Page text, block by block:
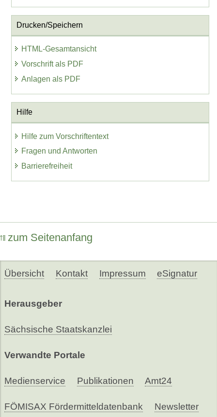
Drucken/Speichern
HTML-Gesamtansicht
Vorschrift als PDF
Anlagen als PDF
Hilfe
Hilfe zum Vorschriftentext
Fragen und Antworten
Barrierefreiheit
zum Seitenanfang
Übersicht Kontakt Impressum eSignatur
Herausgeber
Sächsische Staatskanzlei
Verwandte Portale
Medienservice Publikationen Amt24
FÖMISAX Fördermitteldatenbank Newsletter